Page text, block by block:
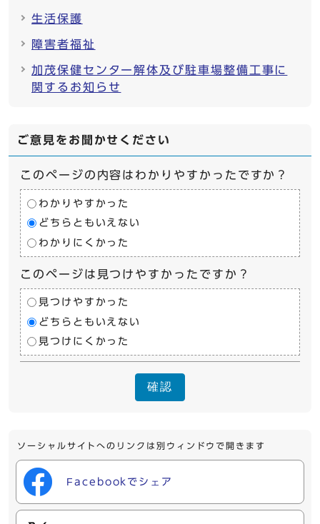
生活保護
障害者福祉
加茂保健センター解体及び駐車場整備工事に
関するお知らせ
ご意見をお聞かせください
このページの内容はわかりやすかったですか？
わかりやすかった
どちらともいえない
わかりにくかった
このページは見つけやすかったですか？
見つけやすかった
どちらともいえない
見つけにくかった
確認
ソーシャルサイトへのリンクは別ウィンドウで開きます
Facebookでシェア